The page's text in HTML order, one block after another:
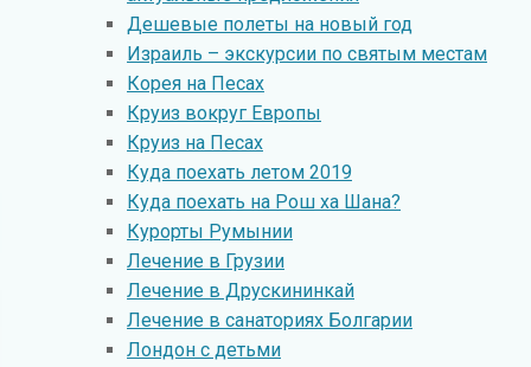
Дешевые полеты на новый год
Израиль – экскурсии по святым местам
Корея на Песах
Круиз вокруг Европы
Круиз на Песах
Куда поехать летом 2019
Куда поехать на Рош ха Шана?
Курорты Румынии
Лечение в Грузии
Лечение в Друскининкай
Лечение в санаториях Болгарии
Лондон с детьми